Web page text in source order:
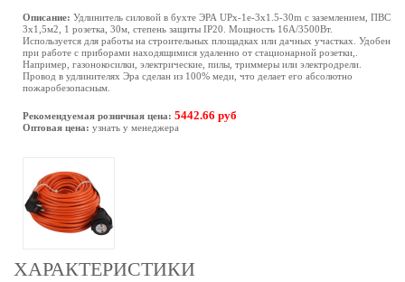
Описание: Удлинитель силовой в бухте ЭРА UPx-1e-3x1.5-30m с заземлением, ПВС
3х1,5м2, 1 розетка, 30м, степень защиты IP20. Мощность 16А/3500Вт.
Используется для работы на строительных площадках или дачных участках. Удобен
при работе с приборами находящимися удаленно от стационарной розетки,.
Например, газонокосилки, электрические, пилы, триммеры или электродрели.
Провод в удлинителях Эра сделан из 100% меди, что делает его абсолютно
пожаробезопасным.
Рекомендуемая розничная цена: 5442.66 руб
Оптовая цена: узнать у менеджера
ХАРАКТЕРИСТИКИ